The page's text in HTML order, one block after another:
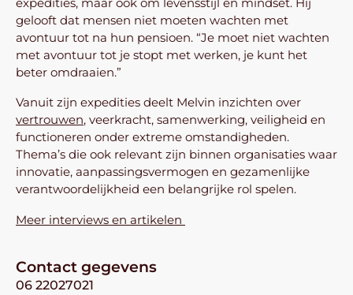
gelooft dat mensen niet moeten wachten met
avontuur tot na hun pensioen. “Je moet niet wachten
met avontuur tot je stopt met werken, je kunt het
beter omdraaien.”
Vanuit zijn expedities deelt Melvin inzichten over
vertrouwen, veerkracht, samenwerking, veiligheid en
functioneren onder extreme omstandigheden.
Thema’s die ook relevant zijn binnen organisaties waar
innovatie, aanpassingsvermogen en gezamenlijke
verantwoordelijkheid een belangrijke rol spelen.
Meer interviews en artikelen
Contact gegevens
06 22027021